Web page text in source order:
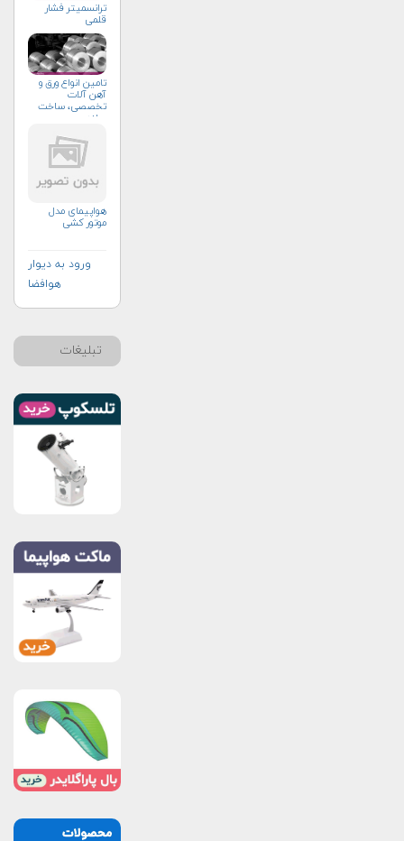
ترانسمیتر فشار
قلمی
تامین انواع ورق و
آهن آلات
تخصصی، ساخت
سازه
هواپیمای مدل
موتور کشی
ورود به دیوار
هوافضا
تبلیغات